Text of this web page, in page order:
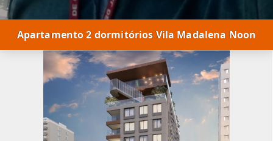
Apartamento 2 dormitórios Vila Madalena Noon